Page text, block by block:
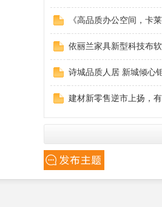
《高品质办公空间，卡
依丽兰家具新型科技布
诗城品质人居 新城倾心
建材新零售逆市上扬，